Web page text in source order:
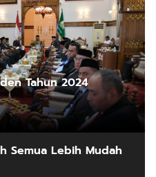
Tahun 2024
Semua Lebih Mudah